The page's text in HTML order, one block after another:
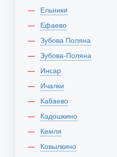
Ельники
Ефаево
Зубова Поляна
Зубова-Поляна
Инсар
Ичалки
Кабаево
Кадошкино
Кемля
Ковылкино